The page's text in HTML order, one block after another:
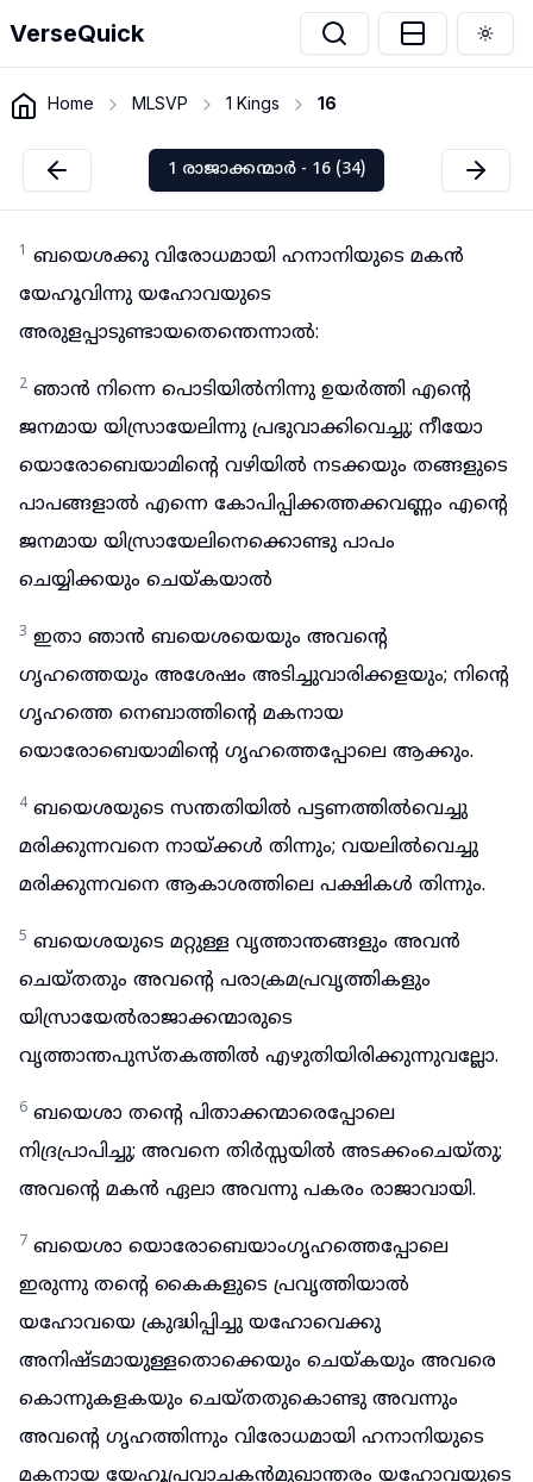
VerseQuick
Home MLSVP 1 Kings 16
1 രാജാക്കന്മാർ - 16 (34)
1 ബയെശക്കു വിരോധമായി ഹനാനിയുടെ മകൻ
യേഹൂവിന്നു യഹോവയുടെ
അരുളപ്പാടുണ്ടായതെന്തെന്നാൽ:
2 ഞാൻ നിന്നെ പൊടിയിൽനിന്നു ഉയർത്തി എന്റെ
ജനമായ യിസ്രായേലിന്നു പ്രഭുവാക്കിവെച്ചു; നീയോ
യൊരോബെയാമിന്റെ വഴിയിൽ നടക്കയും തങ്ങളുടെ
പാപങ്ങളാൽ എന്നെ കോപിപ്പിക്കത്തക്കവണ്ണം എന്റെ
ജനമായ യിസ്രായേലിനെക്കൊണ്ടു പാപം
ചെയ്യിക്കയും ചെയ്കയാൽ
3 ഇതാ ഞാൻ ബയെശയെയും അവന്റെ
ഗൃഹത്തെയും അശേഷം അടിച്ചുവാരിക്കളയും; നിന്റെ
ഗൃഹത്തെ നെബാത്തിന്റെ മകനായ
യൊരോബെയാമിന്റെ ഗൃഹത്തെപ്പോലെ ആക്കും.
4 ബയെശയുടെ സന്തതിയിൽ പട്ടണത്തിൽവെച്ചു
മരിക്കുന്നവനെ നായ്ക്കൾ തിന്നും; വയലിൽവെച്ചു
മരിക്കുന്നവനെ ആകാശത്തിലെ പക്ഷികൾ തിന്നും.
5 ബയെശയുടെ മറ്റുള്ള വൃത്താന്തങ്ങളും അവൻ
ചെയ്തതും അവന്റെ പരാക്രമപ്രവൃത്തികളും
യിസ്രായേൽരാജാക്കന്മാരുടെ
വൃത്താന്തപുസ്തകത്തിൽ എഴുതിയിരിക്കുന്നുവല്ലോ.
6 ബയെശാ തന്റെ പിതാക്കന്മാരെപ്പോലെ
നിദ്രപ്രാപിച്ചു; അവനെ തിർസ്സയിൽ അടക്കംചെയ്തു;
അവന്റെ മകൻ ഏലാ അവന്നു പകരം രാജാവായി.
7 ബയെശാ യൊരോബെയാംഗൃഹത്തെപ്പോലെ
ഇരുന്നു തന്റെ കൈകളുടെ പ്രവൃത്തിയാൽ
യഹോവയെ ക്രുദ്ധിപ്പിച്ചു യഹോവെക്കു
അനിഷ്ടമായുള്ളതൊക്കെയും ചെയ്കയും അവരെ
കൊന്നുകളകയും ചെയ്തതുകൊണ്ടു അവന്നും
അവന്റെ ഗൃഹത്തിന്നും വിരോധമായി ഹനാനിയുടെ
മകനായ യേഹൂപ്രവാചകൻമുഖാന്തരം യഹോവയുടെ